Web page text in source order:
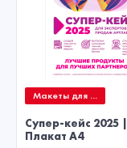
Макеты для ...
Супер-кейс 2025 |
Плакат А4